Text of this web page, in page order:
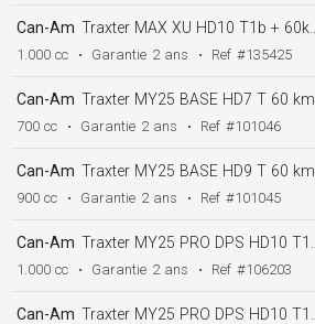
Can-Am Traxter MAX XU HD10 T1b + 60km/h
1.000 cc • Garantie 2 ans • Ref #135425
Can-Am Traxter MY25 BASE HD7 T 60 km/h
700 cc • Garantie 2 ans • Ref #101046
Can-Am Traxter MY25 BASE HD9 T 60 km/h
900 cc • Garantie 2 ans • Ref #101045
Can-Am Traxter MY25 PRO DPS HD10 T1b + 60km/h noir Cabine Luxe inclus.
1.000 cc • Garantie 2 ans • Ref #106203
Can-Am Traxter MY25 PRO DPS HD10 T1b + 60km/h vert prix sans accessoires